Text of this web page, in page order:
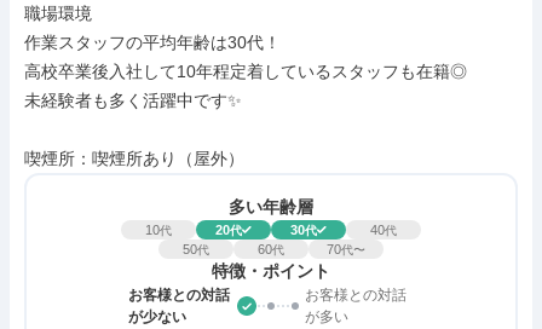
職場環境
作業スタッフの平均年齢は30代！
高校卒業後入社して10年程定着しているスタッフも在籍◎
未経験者も多く活躍中です✨
喫煙所：喫煙所あり（屋外）
多い年齢層
10代 20代 30代 40代
50代 60代 70代〜
特徴・ポイント
お客様との対話
が少ない
お客様との対話
が多い